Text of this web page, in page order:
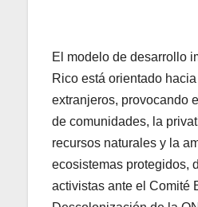
El modelo de desarrollo
Rico está orientado
extranjeros, provocando
de comunidades, la
recursos naturales y la
ecosistemas protegidos,
activistas ante el Comité